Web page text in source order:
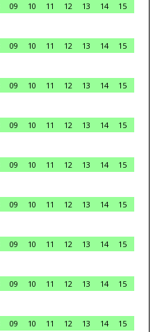
09 10 11 12 13 14
15
09 10 11 12 13 14
15
09 10 11 12 13 14
15
09 10 11 12 13 14
15
09 10 11 12 13 14
15
09 10 11 12 13 14
15
09 10 11 12 13 14
15
09 10 11 12 13 14
15
09 10 11 12 13 14
15